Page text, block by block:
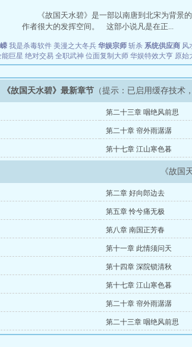
《故国天水碧》是一部以南唐到北宋为背景
作者很大的发挥空间。 这部小说凡是在正...
我是杀毒软件 美漫之大冬兵 华娱宗师 斩杀 系统供应商 风
巨星 绝对交易 全职武神 位面复制大师 华娱特效大亨 原始
《故国天水碧》最新章节 （提示：已启用缓存技术
第二十三章 咽绝风前思
第二十章 帘外雨潺潺
第十七章 江山寒色暮
《故国
第二章 好向郎边去
第五章 怜兮痛无极
第八章 南国正芳春
第十一章 此情须问天
第十四章 深院锁清秋
第十七章 江山寒色暮
第二十章 帘外雨潺潺
第二十三章 咽绝风前思